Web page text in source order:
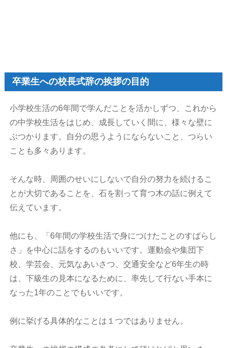
卒業生への校長式辞の挨拶の目的
小学校生活の6年間で学んだことを活かしずつ、これから
の中学校生活をはじめ、成長していく間に、様々な壁に
ぶつかります。自分の思うようにならないこと、つらい
ことも多々あります。
そんな時、周囲のせいにしないで自分の努力を続けるこ
とが大切であることを、石を割って育つ木の話に例えて
伝えています。
他にも、「6年間の学校生活で身につけたことのすばらし
さ」を中心に話をするのもいいです。運動会や集団下
校、学芸会、元気なあいさつ、交通安全など6年生の時
は、下級生の見本になるために、率先して行ない手本に
なった1年のことでもいいです。
例に挙げる具体的なことは１つではありません。